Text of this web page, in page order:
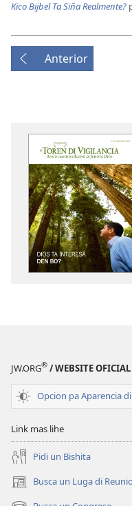
Kico Bijbel Ta Siña Realmente?
Anterior
JW.ORG® / WEBSITE
Opcion pa Aparencia
Link mas lihe
Pidi un Bishita
Busca un Luga di
(opens
new